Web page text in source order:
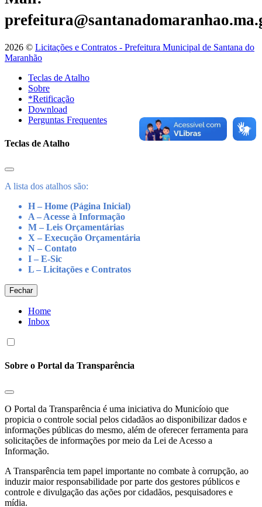
2026 © Licitações e Contratos - Prefeitura Municipal de Santana do
Maranhão
Teclas de Atalho
Sobre
*Retificação
Download
Perguntas Frequentes
Teclas de Atalho
A lista dos atalhos são:
H – Home (Página Inicial)
A – Acesse à Informação
M – Leis Orçamentárias
X – Execução Orçamentária
N – Contato
I – E-Sic
L – Licitações e Contratos
Fechar
Home
Inbox
Sobre o Portal da Transparência
O Portal da Transparência é uma iniciativa do Municíoio que
propicia o controle social pelos cidadãos ao disponibilizar dados e
informações públicas do mesmo, além de oferecer ferramenta para
solicitações de informações por meio da Lei de Acesso a
Informação.
A Transparência tem papel importante no combate à corrupção, ao
induzir maior responsabilidade por parte dos gestores públicos e
controle e divulgação das ações por cidadãos, pesquisadores e
mídia.